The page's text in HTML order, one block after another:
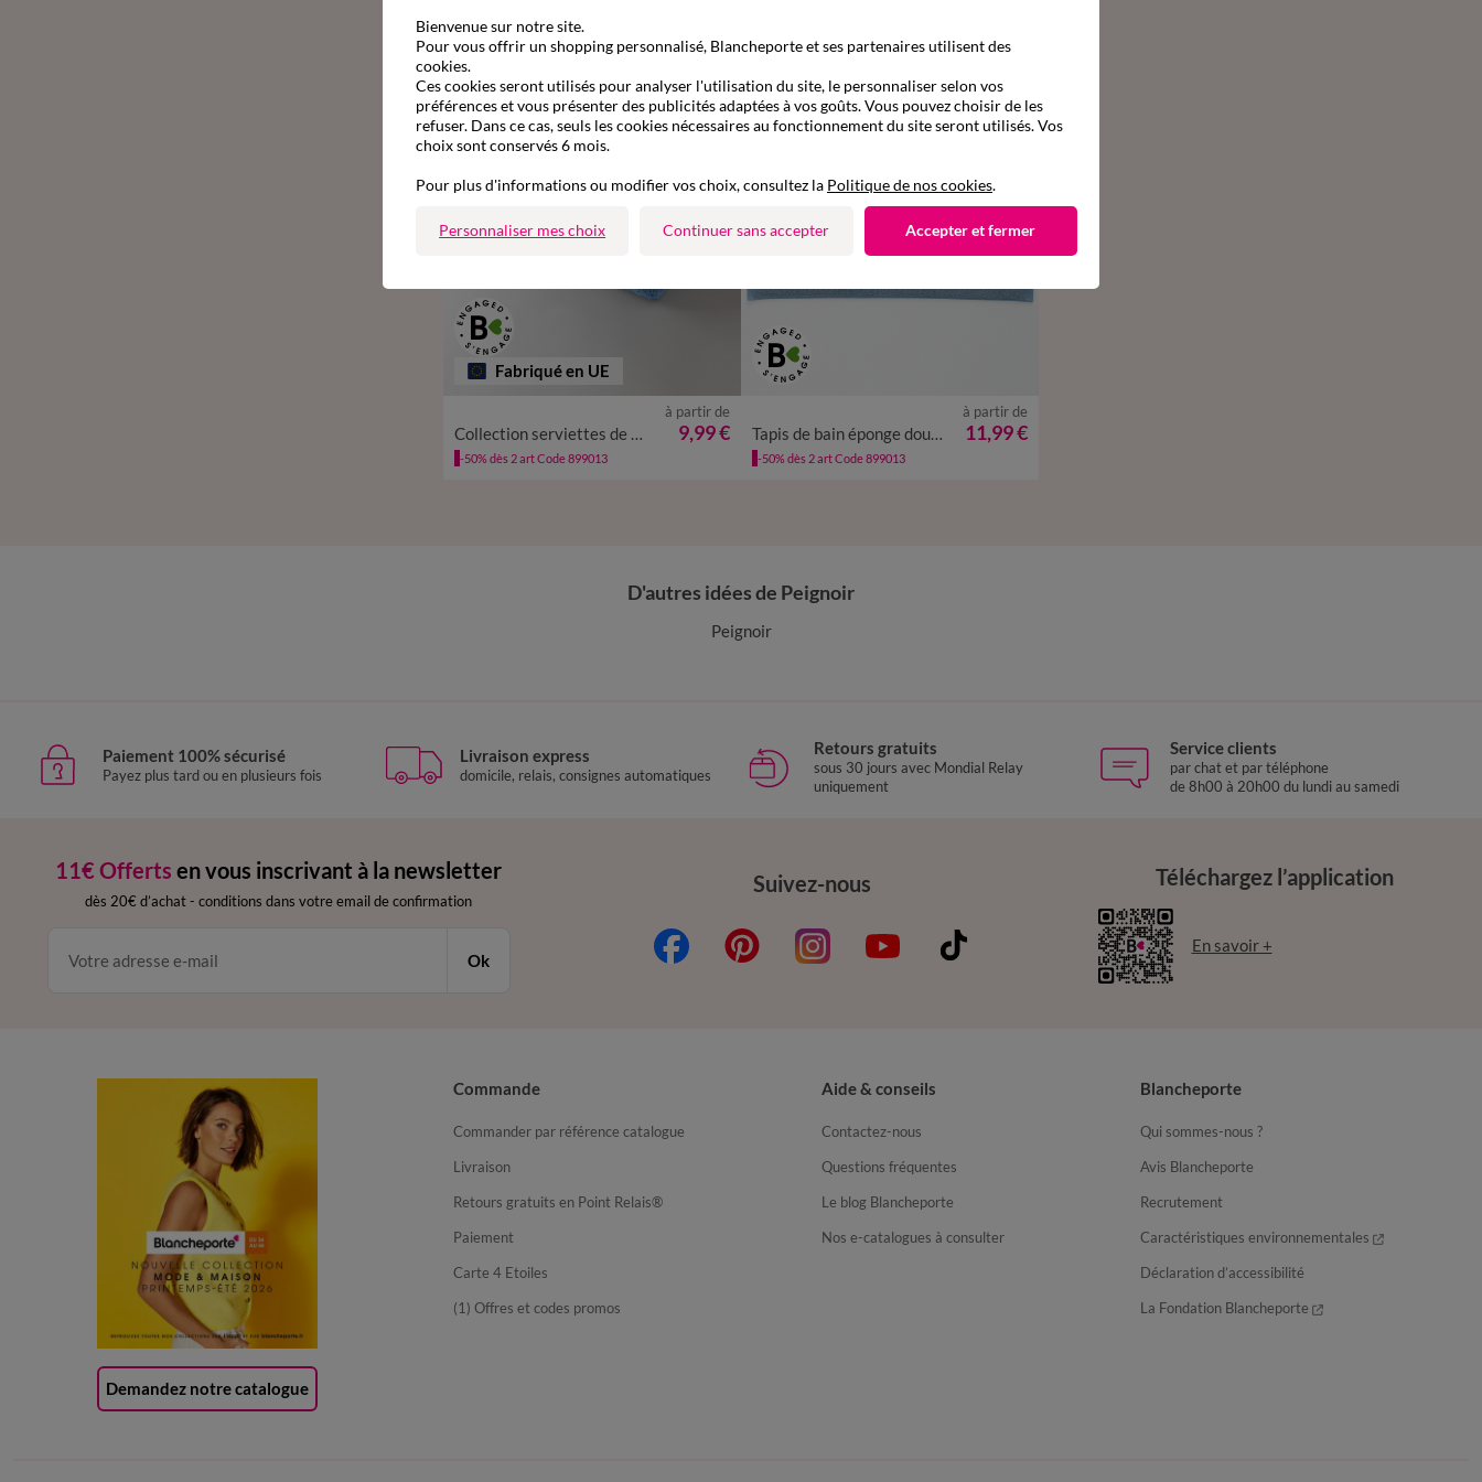
Fabriqué en UE
Collection serviettes de bain unies - confort luxe 540g/m²
à partir de
9,99 €
-50% dès 2 art Code 899013
TAPIS DE BAIN : 50X80CM
TAPIS DE BAIN : 60X100CM
Tapis de bain éponge double liteau - éponge 900 g/m²
à partir de
11,99 €
-50% dès 2 art Code 899013
D'autres idées de Peignoir
Peignoir
Paiement 100% sécurisé
Payez plus tard ou en plusieurs fois
Livraison express
domicile, relais, consignes automatiques
Retours gratuits
sous 30 jours avec Mondial Relay
uniquement
Service clients
par chat et par téléphone
de 8h00 à 20h00 du lundi au samedi
11€ Offerts en vous inscrivant à la newsletter
dès 20€ d’achat - conditions dans votre email de confirmation
Ok
Suivez-nous Téléchargez l’application
En savoir +
Demandez notre catalogue
Commande
Commander par référence catalogue
Livraison
Retours gratuits en Point Relais®
Paiement
Carte 4 Etoiles
(1) Offres et codes promos
Aide & conseils
Contactez-nous
Questions fréquentes
Le blog Blancheporte
Nos e-catalogues à consulter
Blancheporte
Qui sommes-nous ?
Avis Blancheporte
Recrutement
Caractéristiques environnementales
Déclaration d’accessibilité
La Fondation Blancheporte
Bienvenue sur notre site.
Pour vous offrir un shopping personnalisé, Blancheporte et ses partenaires utilisent des
cookies.
Ces cookies seront utilisés pour analyser l'utilisation du site, le personnaliser selon vos
préférences et vous présenter des publicités adaptées à vos goûts. Vous pouvez choisir de les
refuser. Dans ce cas, seuls les cookies nécessaires au fonctionnement du site seront utilisés. Vos
choix sont conservés 6 mois.
Pour plus d'informations ou modifier vos choix, consultez la Politique de nos cookies.
Personnaliser mes choix Continuer sans accepter Accepter et fermer